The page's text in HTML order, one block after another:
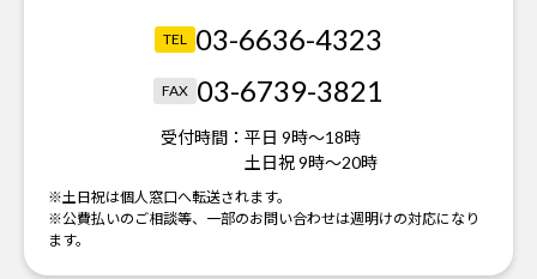
TEL 03-6636-4323
FAX 03-6739-3821
受付時間： 平日 9時～18時
土日祝 9時～20時
※土日祝は個人窓口へ転送されます。
※公費払いのご相談等、一部のお問い合わせは週明けの対応になり
ます。